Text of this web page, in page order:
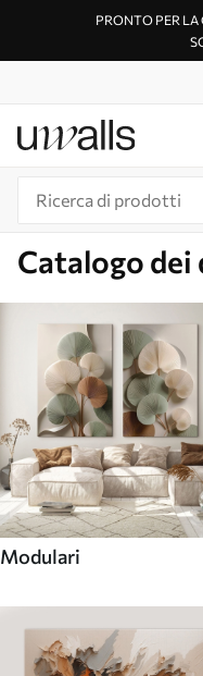
PRONTO PER LA
Catalogo dei
Modulari